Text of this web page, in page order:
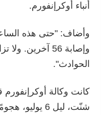
أنباء أوكرإنفورم.
وإصابة 56
الحوادث".
كانت وكالة
شنّت، ليل 6